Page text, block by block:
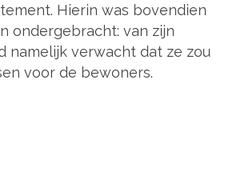
Hierin was bovendien
ondergebracht: van zijn
namelijk verwacht dat ze zou
voor de bewoners.